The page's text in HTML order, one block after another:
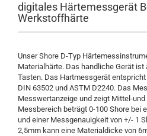
digitales Härtemessgerät
Werkstoffhärte
Unser Shore D-Typ
Materialhärte. Das handliche Gerät
Tasten. Das Hartmessgerät
DIN 63502 und ASTM D2240. Das
Messwertanzeige und zeigt Mittel-
Messbereich beträgt 0-100 Shore bei
und einer Messgenauigkeit von +/- 1
2,5mm kann eine Materialdicke von